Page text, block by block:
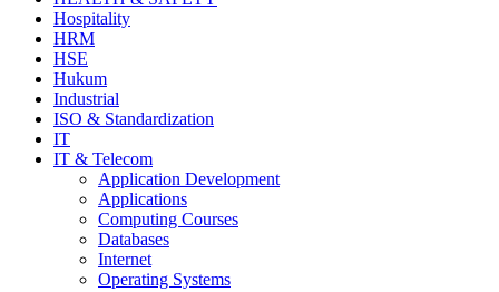
Hospitality
HRM
HSE
Hukum
Industrial
ISO & Standardization
IT
IT & Telecom
Application Development
Applications
Computing Courses
Databases
Internet
Operating Systems